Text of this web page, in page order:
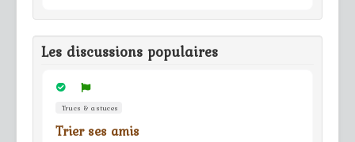
Les discussions populaires
Trucs & astuces
Trier ses amis